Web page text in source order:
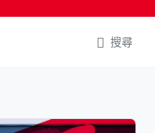
搜尋